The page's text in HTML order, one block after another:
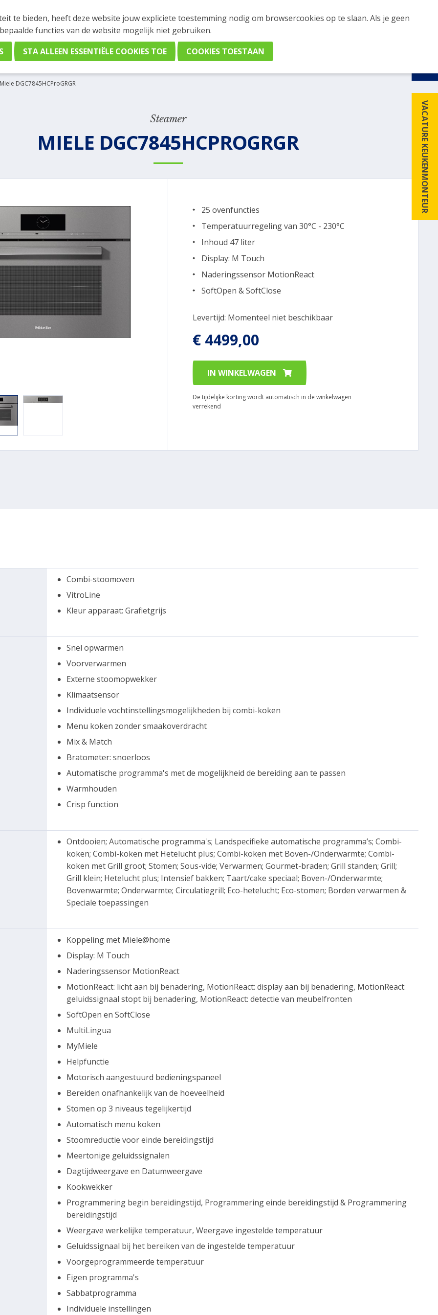
VACATURE KEUKENMONTEUR
plaatsen. Wil je je vast oriënteren? Vergelijk eenvoudig apparaten en merken met elkaar. Klik hier voor
Miele DGC7845HCProGRGR
Steamer
MIELE DGC7845HCPROGRGR
Levertijd: Momenteel niet beschikbaar
25 ovenfuncties
Temperatuurregeling van 30°C - 230°C
Inhoud 47 liter
Display: M Touch
Naderingssensor MotionReact
SoftOpen & SoftClose
€ 4499,00
IN WINKELWAGEN
De tijdelijke korting wordt automatisch in de winkelwagen
verrekend
Combi-stoomoven
VitroLine
Kleur apparaat: Grafietgrijs
Snel opwarmen
Voorverwarmen
Externe stoomopwekker
Klimaatsensor
Individuele vochtinstellingsmogelijkheden bij combi-koken
Menu koken zonder smaakoverdracht
Mix & Match
Bratometer: snoerloos
Automatische programma's met de mogelijkheid de bereiding aan te passen
Warmhouden
Crisp function
Ontdooien; Automatische programma's; Landspecifieke automatische programma’s; Combi-
koken; Combi-koken met Hetelucht plus; Combi-koken met Boven-/Onderwarmte; Combi-
koken met Grill groot; Stomen; Sous-vide; Verwarmen; Gourmet-braden; Grill standen; Grill;
Grill klein; Hetelucht plus; Intensief bakken; Taart/cake speciaal; Boven-/Onderwarmte;
Bovenwarmte; Onderwarmte; Circulatiegrill; Eco-hetelucht; Eco-stomen; Borden verwarmen &
Speciale toepassingen
Koppeling met Miele@home
Display: M Touch
Naderingssensor MotionReact
MotionReact: licht aan bij benadering, MotionReact: display aan bij benadering, MotionReact:
geluidssignaal stopt bij benadering, MotionReact: detectie van meubelfronten
SoftOpen en SoftClose
MultiLingua
MyMiele
Helpfunctie
Motorisch aangestuurd bedieningspaneel
Bereiden onafhankelijk van de hoeveelheid
Stomen op 3 niveaus tegelijkertijd
Automatisch menu koken
Stoomreductie voor einde bereidingstijd
Meertonige geluidssignalen
Dagtijdweergave en Datumweergave
Kookwekker
Programmering begin bereidingstijd, Programmering einde bereidingstijd & Programmering
bereidingstijd
Weergave werkelijke temperatuur, Weergave ingestelde temperatuur
Geluidssignaal bij het bereiken van de ingestelde temperatuur
Voorgeprogrammeerde temperatuur
Eigen programma's
Sabbatprogramma
Individuele instellingen
te bieden, heeft deze website jouw expliciete toestemming nodig om browsercookies op te slaan. Als je geen
functies van de website mogelijk niet gebruiken.